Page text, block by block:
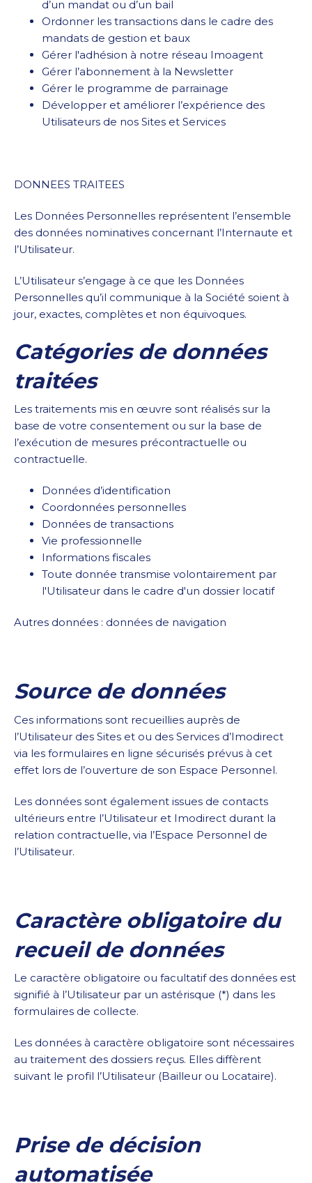
d’un mandat ou d’un bail
Ordonner les transactions dans le cadre des
mandats de gestion et baux
Gérer l'adhésion à notre réseau Imoagent
Gérer l’abonnement à la Newsletter
Gérer le programme de parrainage
Développer et améliorer l’expérience des
Utilisateurs de nos Sites et Services
DONNEES TRAITEES
Les Données Personnelles représentent l’ensemble
des données nominatives concernant l’Internaute et
l’Utilisateur.
L’Utilisateur s’engage à ce que les Données
Personnelles qu’il communique à la Société soient à
jour, exactes, complètes et non équivoques.
Catégories de données
traitées
Les traitements mis en œuvre sont réalisés sur la
base de votre consentement ou sur la base de
l’exécution de mesures précontractuelle ou
contractuelle.
Données d’identification
Coordonnées personnelles
Données de transactions
Vie professionnelle
Informations fiscales
Toute donnée transmise volontairement par
l'Utilisateur dans le cadre d'un dossier locatif
Autres données : données de navigation
Source de données
Ces informations sont recueillies auprès de
l’Utilisateur des Sites et ou des Services d’Imodirect
via les formulaires en ligne sécurisés prévus à cet
effet lors de l’ouverture de son Espace Personnel.
Les données sont également issues de contacts
ultérieurs entre l’Utilisateur et Imodirect durant la
relation contractuelle, via l’Espace Personnel de
l’Utilisateur.
Caractère obligatoire du
recueil de données
Le caractère obligatoire ou facultatif des données est
signifié à l’Utilisateur par un astérisque (*) dans les
formulaires de collecte.
Les données à caractère obligatoire sont nécessaires
au traitement des dossiers reçus. Elles diffèrent
suivant le profil l’Utilisateur (Bailleur ou Locataire).
Prise de décision
automatisée